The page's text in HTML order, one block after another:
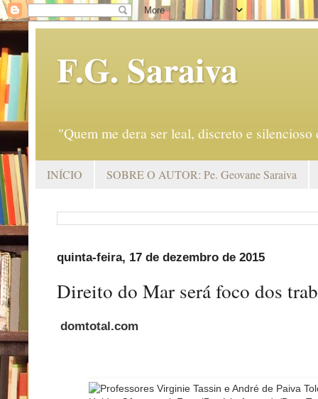
F.G. Saraiva
"Quem me dera ser leal, discreto e
INÍCIO SOBRE O AUTOR: Pe. Geovane Saraiva
quinta-feira, 17 de dezembro de 2015
Direito do Mar será foco dos
domtotal.com